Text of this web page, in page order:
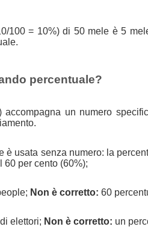
100 = 10%) di 50 mele è 5
percentuale?
un numero
è usata senza numero: la
60 per cento (60%);
Non è corretto: 60
elettori; Non è corretto: un